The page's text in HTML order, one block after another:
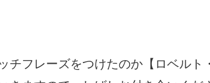
チフレーズをつけたのか【ロベル